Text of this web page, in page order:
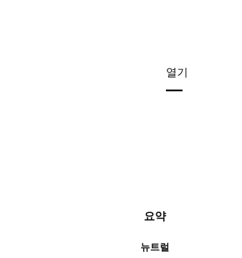
열기
—
요약
뉴트럴